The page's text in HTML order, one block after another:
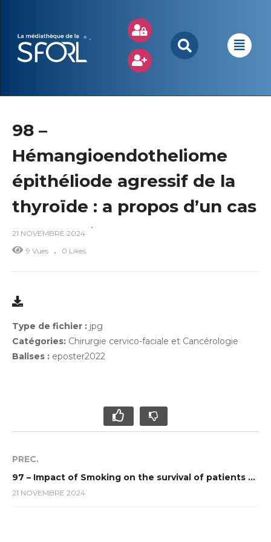
98 –
Hémangioendotheliome
épithéliode agressif de la
thyroïde : a propos d’un cas
21 NOVEMBRE 2024
9 Vues
0 Likes
Type de fichier : jpg
Catégories: Chirurgie cervico-faciale et Cancérologie
Balises : eposter2022
PREC.
97 – Impact of Smoking on the survival of patients with high-risk HPV positive Head and Neck Squamous Cell Carcinomas
21 NOVEMBRE 2024